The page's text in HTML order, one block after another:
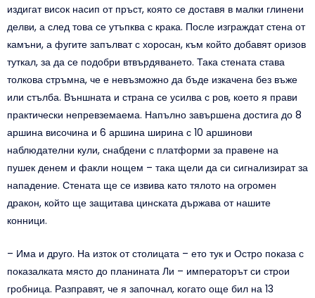
издигат висок насип от пръст, която се доставя в малки глинени
делви, а след това се утъпква с крака. После изграждат стена от
камъни, а фугите запълват с хоросан, към който добавят оризов
туткал, за да се подобри втвърдяването. Така стената става
толкова стръмна, че е невъзможно да бъде изкачена без въже
или стълба. Външната и страна се усилва с ров, което я прави
практически непревземаема. Напълно завършена достига до 8
аршина височина и 6 аршина ширина с 10 аршинови
наблюдателни кули, снабдени с платформи за правене на
пушек денем и факли нощем – така щели да си сигнализират за
нападение. Стената ще се извива като тялото на огромен
дракон, който ще защитава цинската държава от нашите
конници.
– Има и друго. На изток от столицата – ето тук и Остро показа с
показалката място до планината Ли – императорът си строи
гробница. Разправят, че я започнал, когато още бил на 13